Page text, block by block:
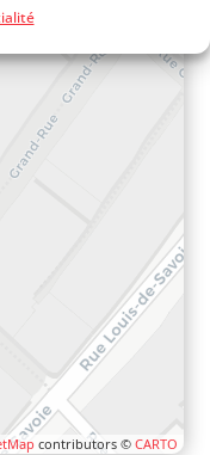
contributors © CARTO